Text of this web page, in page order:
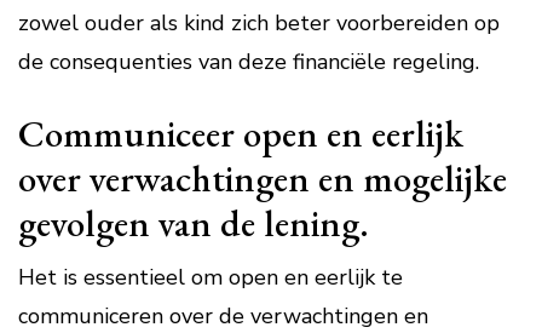
zowel ouder als kind zich beter voorbereiden op
de consequenties van deze financiële regeling.
Communiceer open en eerlijk
over verwachtingen en mogelijke
gevolgen van de lening.
Het is essentieel om open en eerlijk te
communiceren over de verwachtingen en